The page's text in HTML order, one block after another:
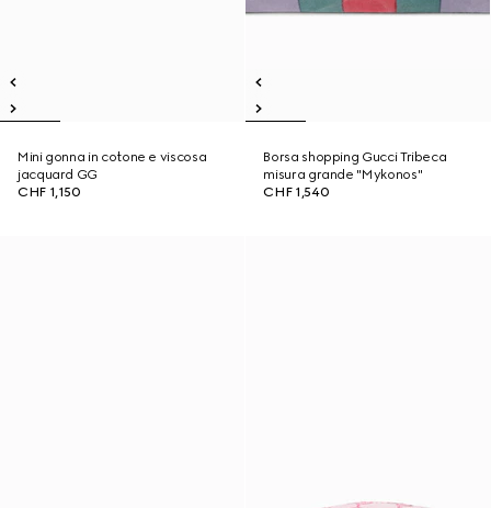
Mini gonna in cotone e viscosa
jacquard GG
CHF 1,150
Borsa shopping Gucci Tribeca
misura grande "Mykonos"
CHF 1,540